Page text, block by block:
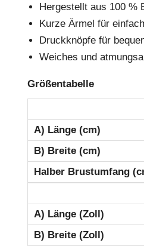
Hergestellt aus 100 %
Kurze Ärmel für
Druckknöpfe für
Weiches und
Größentabelle
A) Länge (cm)
B) Breite (cm)
Halber Brustumfang
A) Länge (Zoll)
B) Breite (Zoll)